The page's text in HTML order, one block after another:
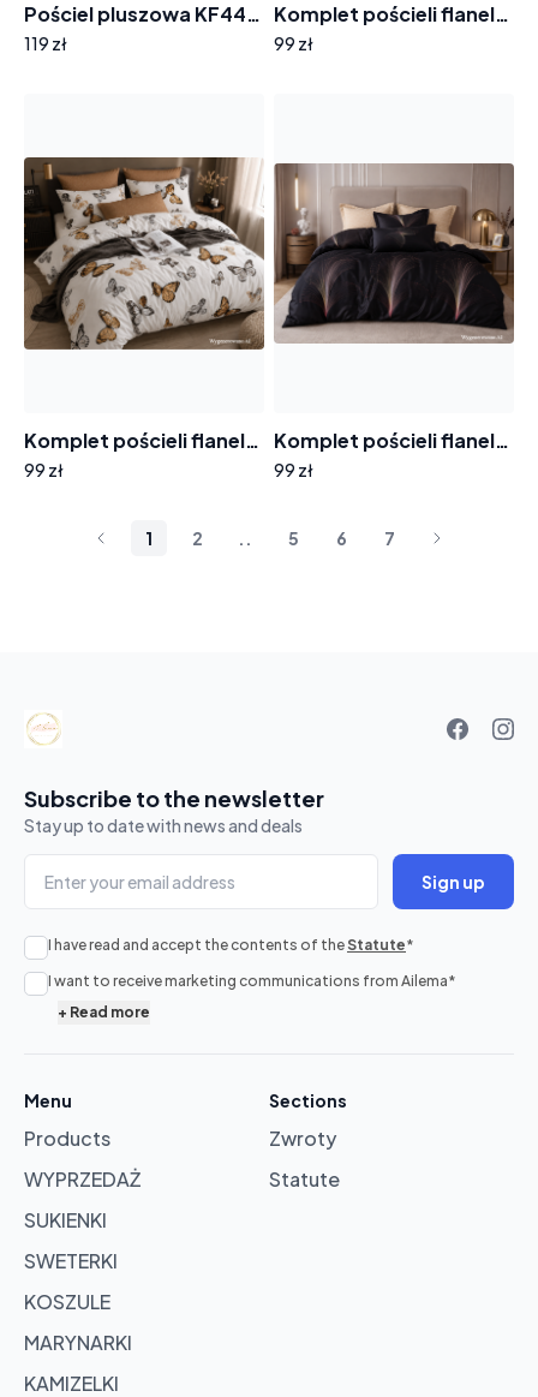
Pościel pluszowa KF442 popiel
119 zł
Komplet pościeli flanela A-077 kolorowe motylki 100% bawełna
99 zł
Komplet pościeli flanela A-075 biała w motylki 200x220 100% bawełna
99 zł
Komplet pościeli flanela A-072 czarna we wzory 200x220cm
99 zł
1 2 5 6 7
basket
cart
products
Subscribe to the newsletter
Stay up to date with news and deals
Sign up
I have read and accept the contents of the Statute*
I want to receive marketing communications from Ailema*
+ Read more
Menu
Products
WYPRZEDAŻ
SUKIENKI
SWETERKI
KOSZULE
MARYNARKI
KAMIZELKI
Sections
Zwroty
Statute